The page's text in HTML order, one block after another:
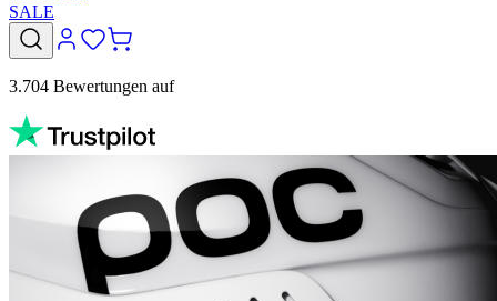
SALE
3.704 Bewertungen auf